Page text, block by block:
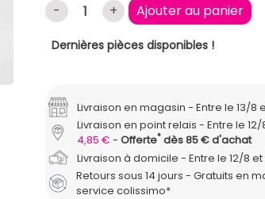
- + Ajouter au panier
Dernières pièces disponibles !
Livraison en magasin Entre le 13/8
Livraison en point relais
Entre le
4,85 €
Offerte*dès 85 € d'achat
Livraison à domicile
Entre le 12/8 et
Retours sous 14 jours - Gratuits en
service colissimo*